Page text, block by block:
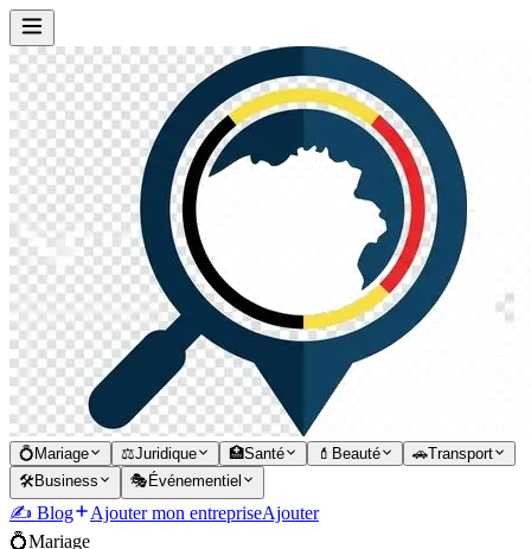
💍 Mariage ⚖️Juridique 🏥Santé 💄 Beauté 🚗Transport
🛠️Business 🎭 Événementiel
✍️ Blog Ajouter mon entrepriseAjouter
💍Mariage